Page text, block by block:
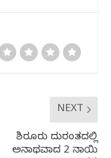
NEXT
ಶಿರೂರು ದುರಂತದಲ್ಲಿ
ಅನಾಥವಾದ 2 ನಾಯಿ